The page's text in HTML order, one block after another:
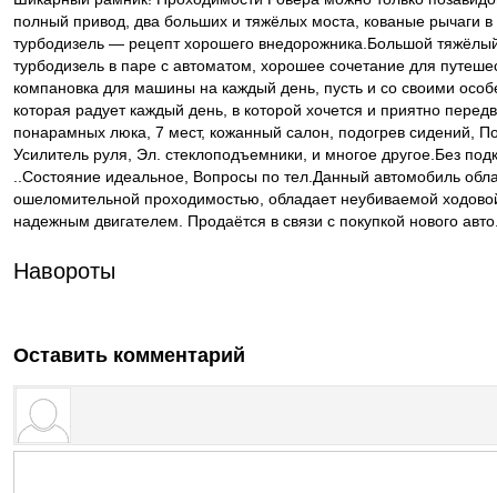
полный привод, два больших и тяжёлых моста, кованые рычаги
турбодизель — рецепт хорошего внедорожника.Большой
турбодизель в паре с автоматом, хорошее сочетание для
компановка для машины на каждый день, пусть и со своими
которая радует каждый день, в которой хочется и приятно
понарамных люка, 7 мест, кожанный салон, подогрев сидений,
Усилитель руля, Эл. стеклоподъемники, и многое другое.Без
..Состояние идеальное, Вопросы по тел.Данный автомобиль
ошеломительной проходимостью, обладает неубиваемой
надежным двигателем. Продаётся в связи с покупкой нового
Навороты
Оставить комментарий